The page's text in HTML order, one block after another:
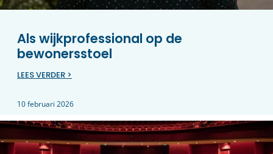
Als wijkprofessional op de
bewonersstoel
LEES VERDER >
10 februari 2026